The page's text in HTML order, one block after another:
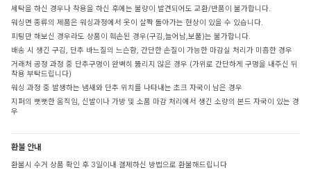
세탁을 하신 경우나 착용을 하신 후에는 불량이 발견되어도 교환/반품이 불가합니다.
워싱면 종류의 제품은 워싱과정에서 옷이 살짝 돌아가는 현상이 있을 수 있습니다.
피팅만 해보신 경우라도 상품이 훼손된 경우(구김,늘어남,보풀)는 불가합니다.
배송 시 생긴 구김, 단추 바느질의 느슨함, 간단한 손질이 가능한 마감실 처리가 미흡한 경우
거래처 공정 과정 중 단추구멍이 완벽히 뚫리지 않은 경우 (가위로 간단하게 구멍을 내주신 뒤
착용 부탁드립니다)
워싱 과정 중 발생하는 냄새와 단추 위치를 나타내는 초크 자국이 남은 경우
지퍼의 뻣뻣한 움직임, 신발이나 가방 및 소품 마감 처리에서 생긴 소량의 본드 자국이 있는 경
우
환불 안내
환불시 수거 상품 확인 후 3일이내 결제하신 방법으로 환불해드립니다